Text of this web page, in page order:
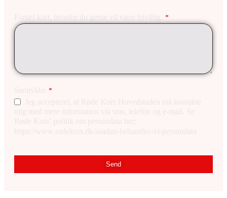
Fortæl kort, hvorfor du gerne vil være frivillig. *
*
Send